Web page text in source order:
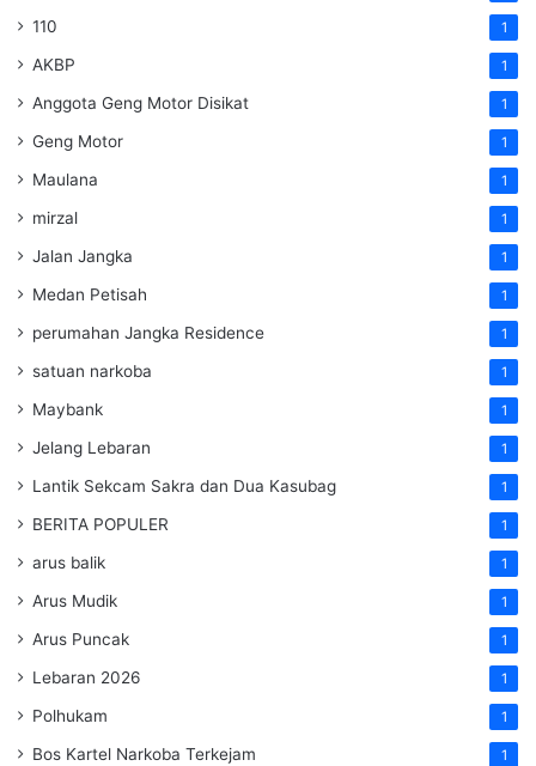
110 1
AKBP 1
Anggota Geng Motor Disikat 1
Geng Motor 1
Maulana 1
mirzal 1
Jalan Jangka 1
Medan Petisah 1
perumahan Jangka Residence 1
satuan narkoba 1
Maybank 1
Jelang Lebaran 1
Lantik Sekcam Sakra dan Dua Kasubag 1
BERITA POPULER 1
arus balik 1
Arus Mudik 1
Arus Puncak 1
Lebaran 2026 1
Polhukam 1
Bos Kartel Narkoba Terkejam 1